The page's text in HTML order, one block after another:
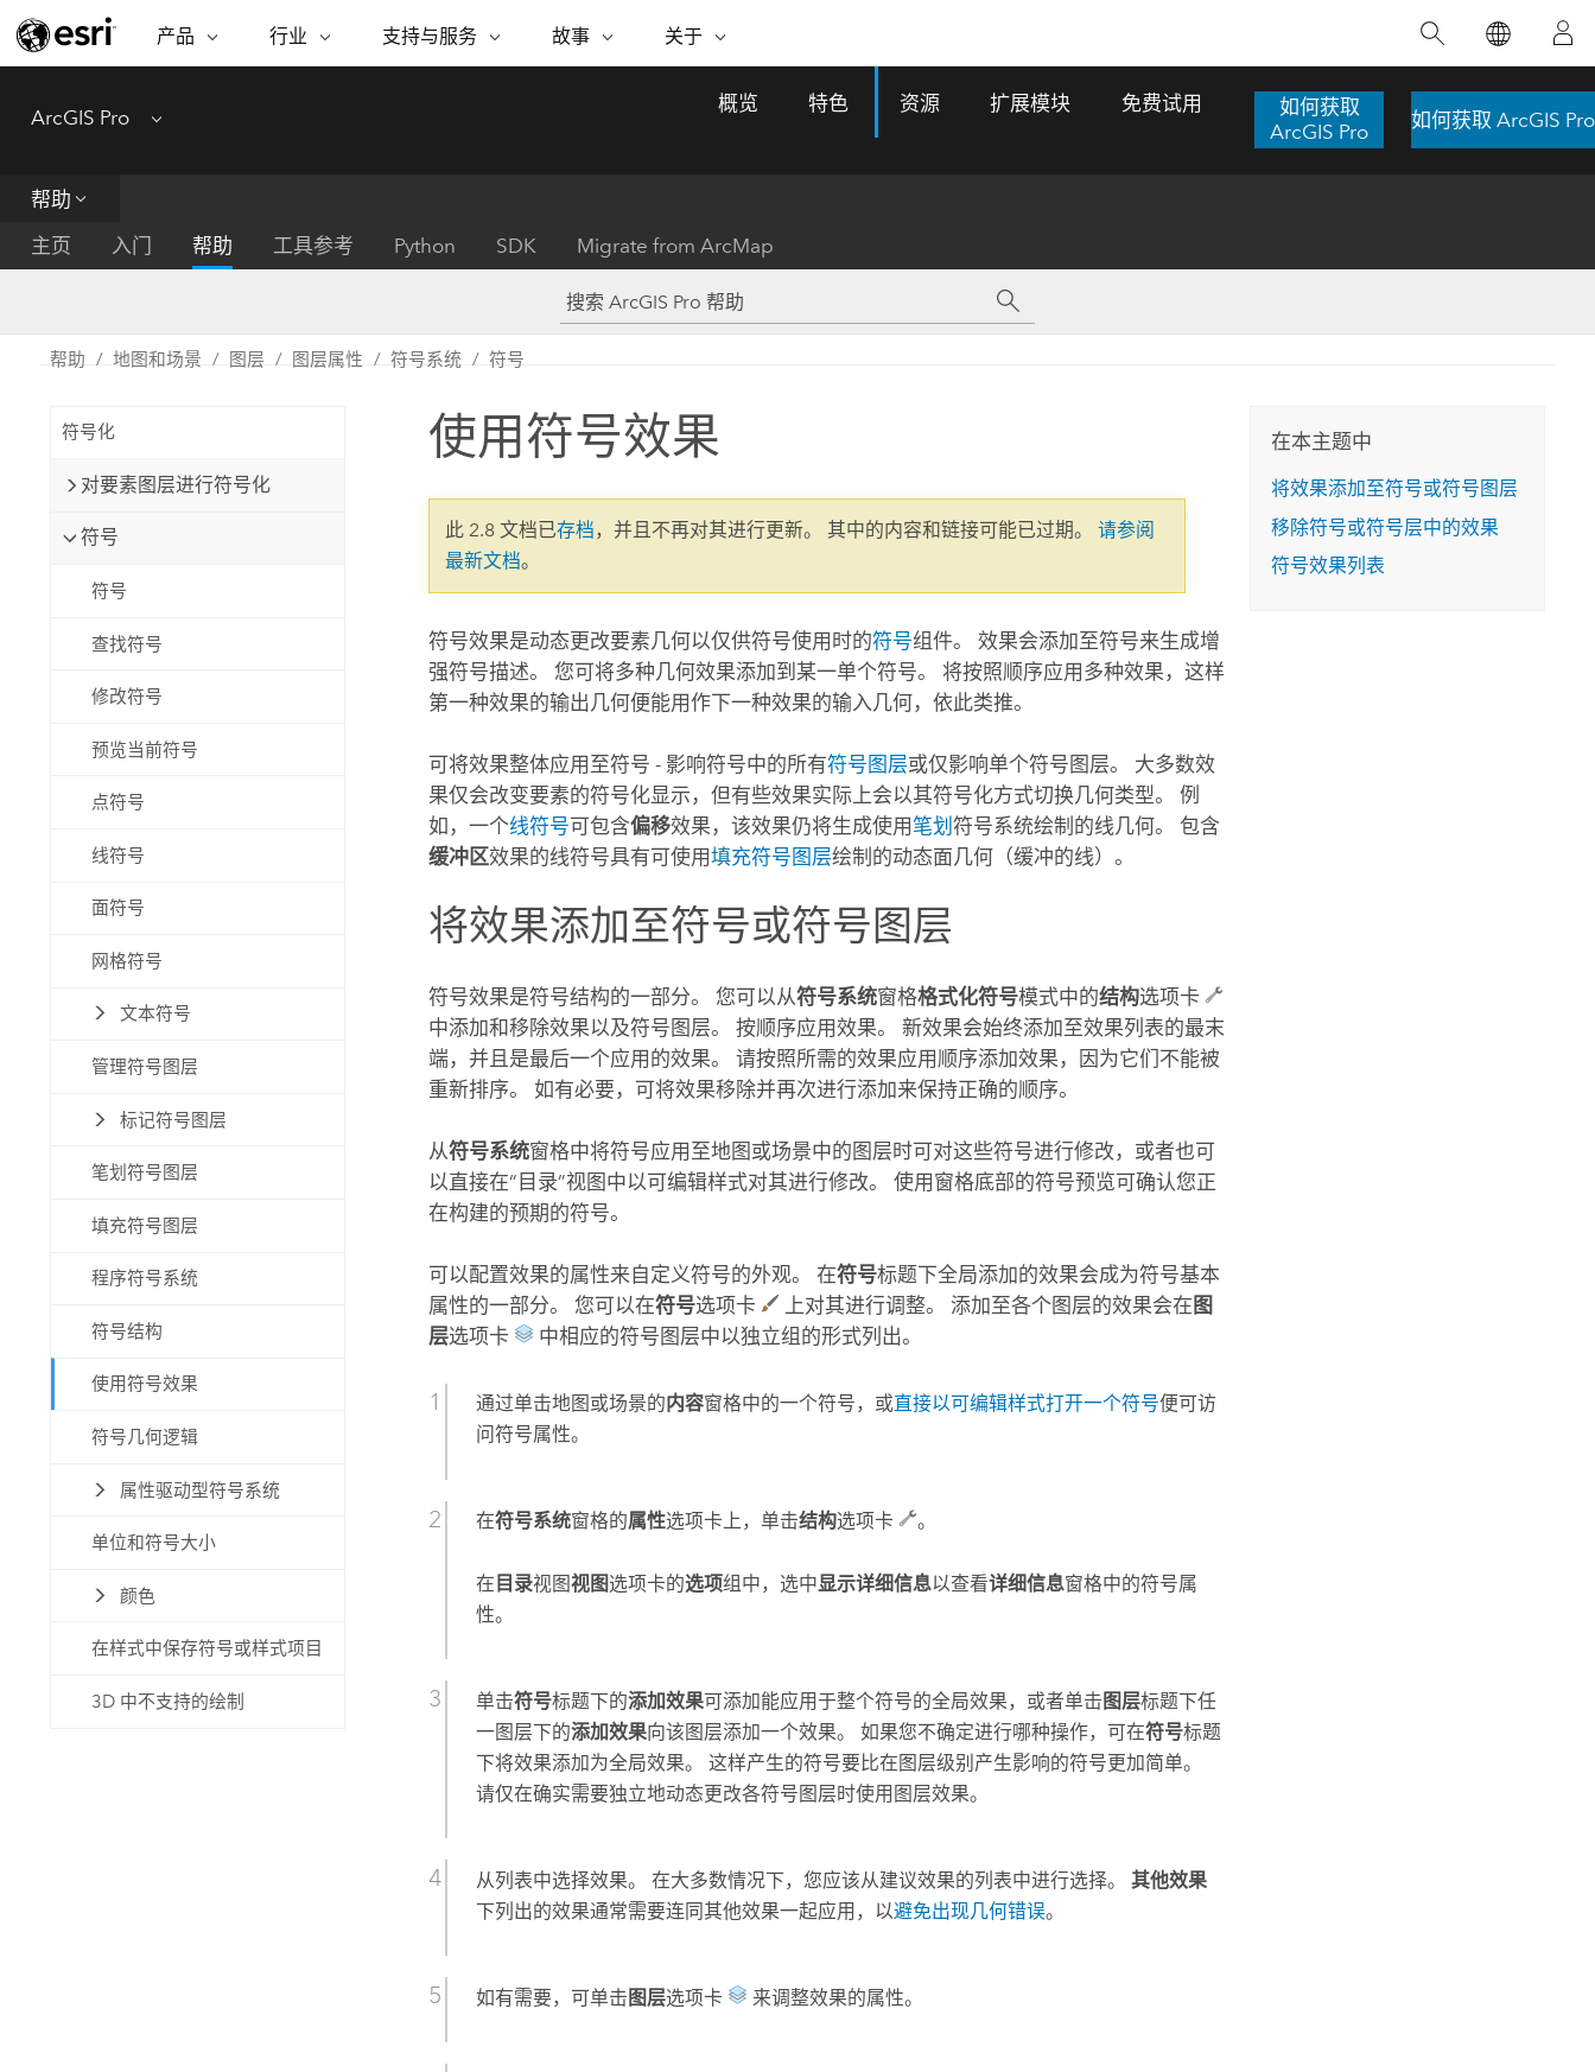
产品
ARCGIS
完整的 SaaS 制图平台
ArcGIS Enterprise
构建制图和空间分析应用程序
功能
将位置引入分析
集成、编辑和共享空间数据
Esri 产品、合作伙伴产品和开发
互式地图，探索产品功能，或者直接开始免
探索 ArcGIS Pro
行业
行业
保护
能源公用事业
州和地方政府
电信
交通运输
专题倡议
基础设施管理
者了解基础设施工程与周围环境的关系。
探索基础设施管理
支持与服务
支持与服务 自助服务
文档
My Esri
故事
ESRI 故事
现实世界的全球 GIS 创新
客
行业新闻和 ArcGIS 更新
所有故事
动提供了有力支持。
关于
关于 ESRI
合作伙伴
招贤纳士
联系我们
数字孪生体
推荐书籍
转至书籍详情
ArcGIS Pro Menu
概览 特色 资源 扩展模块 免费试用
如何获取
ArcGIS Pro
如何获取 ArcGIS Pro
帮助
主页
入门 帮助 工具参考 Python SDK Migrate from ArcMap
帮助 地图和场景 图层 图层属性 符号系统 符号
符号化
对要素图层进行符号化
符号
符号
查找符号
修改符号
预览当前符号
点符号
线符号
面符号
网格符号
文本符号
管理符号图层
标记符号图层
笔划符号图层
填充符号图层
程序符号系统
符号结构
使用符号效果
符号几何逻辑
属性驱动型符号系统
单位和符号大小
颜色
在样式中保存符号或样式项目
3D 中不支持的绘制
使用符号效果
此 2.8 文档已存档，并且不再对其进行更新。 其中的内容和链接可能已过期。请参阅
最新文档。
符号效果是动态更改要素几何以仅供符号使用时的符号组件。 效果会添加至符号来生成增
强符号描述。 您可将多种几何效果添加到某一单个符号。 将按照顺序应用多种效果，这样
第一种效果的输出几何便能用作下一种效果的输入几何，依此类推。
可将效果整体应用至符号 - 影响符号中的所有符号图层或仅影响单个符号图层。 大多数效
果仅会改变要素的符号化显示，但有些效果实际上会以其符号化方式切换几何类型。 例
如，一个线符号可包含偏移效果，该效果仍将生成使用笔划 符号系统绘制的线几何。 包含
缓冲区效果的线符号具有可使用填充符号图层绘制的动态面几何（缓冲的线）。
将效果添加至符号或符号图层
符号效果是符号结构的一部分。 您可以从符号系统窗格格式化符号模式中的结构选项卡
中添加和移除效果以及符号图层。 按顺序应用效果。 新效果会始终添加至效果列表的最末
端，并且是最后一个应用的效果。 请按照所需的效果应用顺序添加效果，因为它们不能被
重新排序。 如有必要，可将效果移除并再次进行添加来保持正确的顺序。
从符号系统窗格中将符号应用至地图或场景中的图层时可对这些符号进行修改，或者也可
以直接在“目录”视图中以可编辑样式对其进行修改。 使用窗格底部的符号预览可确认您正
在构建的预期的符号。
可以配置效果的属性来自定义符号的外观。 在符号标题下全局添加的效果会成为符号基本
属性的一部分。 您可以在符号选项卡 上对其进行调整。 添加至各个图层的效果会在 图
层选项卡 中相应的符号图层中以独立组的形式列出。
通过单击地图或场景的内容窗格中的一个符号，或直接以可编辑样式打开一个符号便可访
问符号属性。
在符号系统窗格的属性选项卡上，单击结构选项卡 。
在 目录视图视图选项卡的选项组中，选中显示详细信息以查看详细信息窗格中的符号属
性。
单击符号标题下的添加效果可添加能应用于整个符号的全局效果，或者单击 图层标题下任
一图层下的添加效果向该图层添加一个效果。 如果您不确定进行哪种操作，可在符号标题
下将效果添加为全局效果。 这样产生的符号要比在图层级别产生影响的符号更加简单。
请仅在确实需要独立地动态更改各符号图层时使用图层效果。
从列表中选择效果。 在大多数情况下，您应该从建议效果的列表中进行选择。其他效果
下列出的效果通常需要连同其他效果一起应用，以避免出现几何错误。
如有需要，可单击 图层选项卡 来调整效果的属性。
在本主题中
将效果添加至符号或符号图层
移除符号或符号层中的效果
符号效果列表